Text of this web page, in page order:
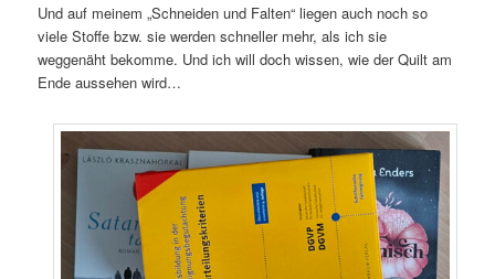
Und auf meinem „Schneiden und Falten“ liegen auch noch so
viele Stoffe bzw. sie werden schneller mehr, als ich sie
weggenäht bekomme. Und ich will doch wissen, wie der Quilt am
Ende aussehen wird…